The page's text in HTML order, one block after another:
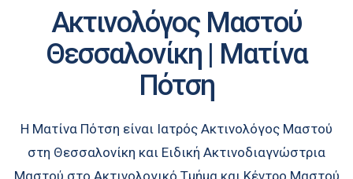
Ακτινολόγος Μαστού
Θεσσαλονίκη | Ματίνα
Πότση
Η Ματίνα Πότση είναι Ιατρός Ακτινολόγος Μαστού
στη Θεσσαλονίκη και Ειδική Ακτινοδιαγνώστρια
Μαστού στο Ακτινολογικό Τμήμα και Κέντρο Μαστού